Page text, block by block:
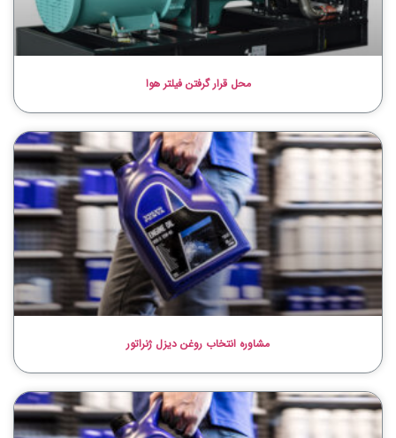
محل قرار گرفتن فیلتر هوا
مشاوره انتخاب روغن دیزل ژنراتور